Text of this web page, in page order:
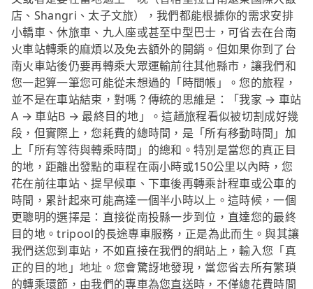
店、Shangri、太子文旅），我們都能根據你的需求安排
小轎車、休旅車、九人座或甚至中型巴士，可省去在台南
火車站轉乘的麻煩以及免去額外的開銷。但如果你到了台
南火車站後仍要再轉乘大眾運輸前往其他縣市，讓我們和
您一起算一筆您可能從未想過的「時間帳」。您的旅程，
並不是在車站結束，對嗎？傳統的思維是：「我家 → 車站
A → 車站B → 最終目的地」。這趟旅程看似被切割成好幾
段，但實際上，您耗費的總時間，是「所有移動時間」加
上「所有等待與轉乘時間」的總和。特別是當您的真正目
的地，距離出發點的車程在兩小時或150公里以內時，您
花在前往車站、提早候車、下車後再轉乘計程車或公車的
時間，累計起來可能高達一個半小時以上。這時候，一個
更聰明的選擇是：直接從南投縣一步到位，直達您的最終
目的地。tripool的長途專車服務，正是為此而生。與其讓
我們送您到車站，不如直接在我們的網站上，輸入您「真
正的目的地」地址。您會驚訝地發現，當您省去所有繁瑣
的轉乘環節，由我們的專車為您直送時，不僅總花費時間